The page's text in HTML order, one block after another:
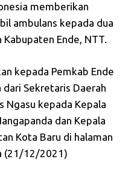
memberikan
ambulans kepada dua
Ende, NTT.
kepada Pemkab Ende
Sekretaris Daerah
Ngasu kepada Kepala
dan Kepala
Kota Baru di halaman
(21/12/2021)